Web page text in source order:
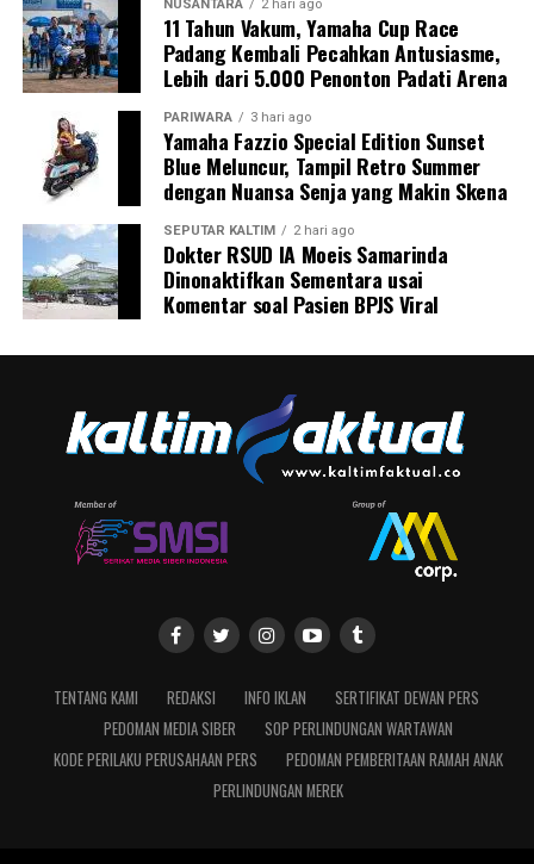
NUSANTARA 2 hari ago
11 Tahun Vakum, Yamaha Cup Race
Padang Kembali Pecahkan Antusiasme,
Lebih dari 5.000 Penonton Padati Arena
PARIWARA 3 hari ago
Yamaha Fazzio Special Edition Sunset
Blue Meluncur, Tampil Retro Summer
dengan Nuansa Senja yang Makin Skena
SEPUTAR KALTIM 2 hari ago
Dokter RSUD IA Moeis Samarinda
Dinonaktifkan Sementara usai
Komentar soal Pasien BPJS Viral
TENTANG KAMI REDAKSI INFO IKLAN
SERTIFIKAT DEWAN PERS
PEDOMAN MEDIA SIBER
SOP PERLINDUNGAN WARTAWAN
KODE PERILAKU PERUSAHAAN PERS
PEDOMAN PEMBERITAAN RAMAH ANAK
PERLINDUNGAN MEREK